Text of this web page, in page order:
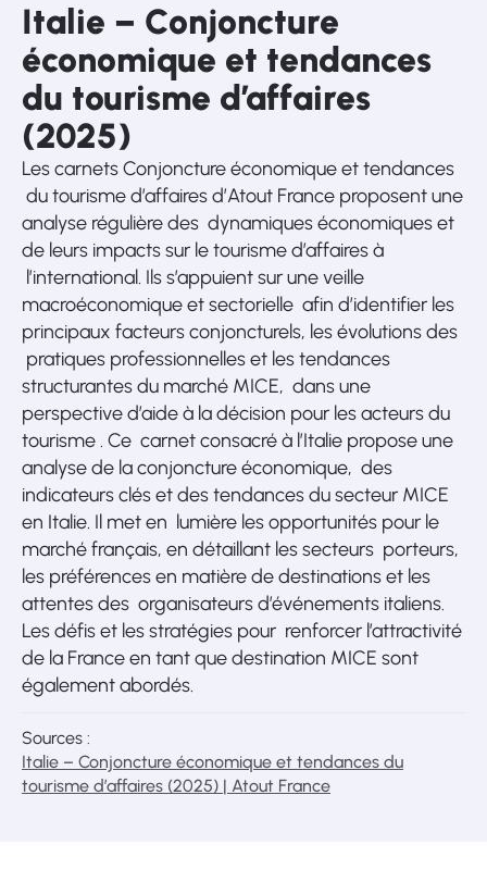
Italie – Conjoncture
économique et tendances
du tourisme d’affaires
(2025)
Les carnets Conjoncture économique et tendances
du tourisme d’affaires d’Atout France proposent une
analyse régulière des dynamiques économiques et
de leurs impacts sur le tourisme d’affaires à
l’international. Ils s’appuient sur une veille
macroéconomique et sectorielle afin d’identifier les
principaux facteurs conjoncturels, les évolutions des
pratiques professionnelles et les tendances
structurantes du marché MICE, dans une
perspective d’aide à la décision pour les acteurs du
tourisme . Ce carnet consacré à l’Italie propose une
analyse de la conjoncture économique, des
indicateurs clés et des tendances du secteur MICE
en Italie. Il met en lumière les opportunités pour le
marché français, en détaillant les secteurs porteurs,
les préférences en matière de destinations et les
attentes des organisateurs d’événements italiens.
Les défis et les stratégies pour renforcer l’attractivité
de la France en tant que destination MICE sont
également abordés.
Sources :
Italie – Conjoncture économique et tendances du
tourisme d’affaires (2025) | Atout France